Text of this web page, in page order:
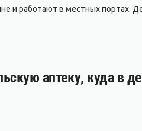
и работают в местных портах.
аптеку, куда в